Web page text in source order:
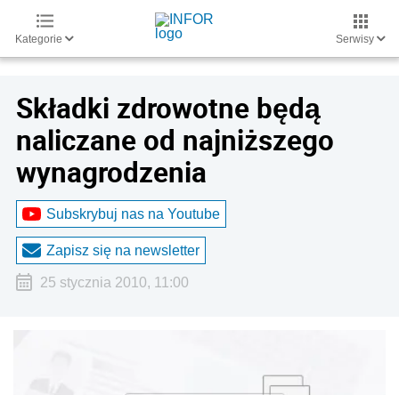
Kategorie Serwisy
Składki zdrowotne będą
naliczane od najniższego
wynagrodzenia
Subskrybuj nas na Youtube
Zapisz się na newsletter
25 stycznia 2010, 11:00